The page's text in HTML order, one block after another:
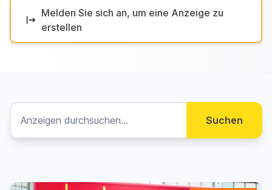
Melden Sie sich an, um eine Anzeige zu
erstellen
Suchen